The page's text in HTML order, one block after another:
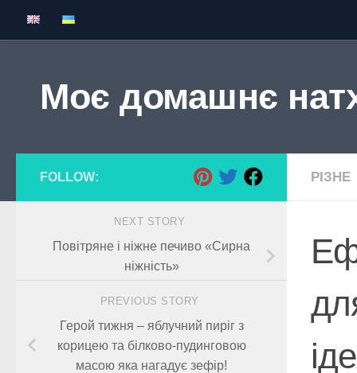
Skip to content
Моє домашнє
РІЗНЕ
FOLLOW:
NEXT STORY
Повітряне і ніжне печиво «Сирна
ніжність»
PREVIOUS STORY
Герой тижня – яблучний пиріг з
корицею та білково-пудинговою
масою яка нагадує зефір!